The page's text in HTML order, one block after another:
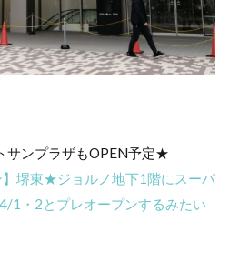
サンプラザもOPEN予定★
】堺東★ジョルノ地下1階にスーパ
1・2とプレオープンするみたい